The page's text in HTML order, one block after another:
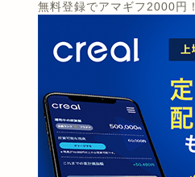
無料登録でアマギフ2000円！